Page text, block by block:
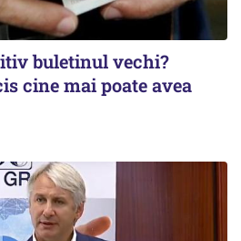
buletinul vechi?
cine mai poate avea